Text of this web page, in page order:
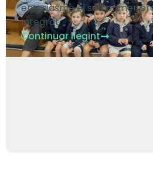
entusiasme el seu primer
Integrat.
Continuar llegint